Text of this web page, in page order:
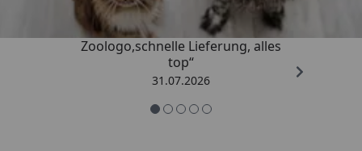
„Gute Erfahrung mit
Zoologo,schnelle Lieferung, alles
top“
31.07.2026